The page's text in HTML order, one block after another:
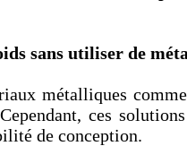
sans utiliser de
métalliques
ces
de conception.